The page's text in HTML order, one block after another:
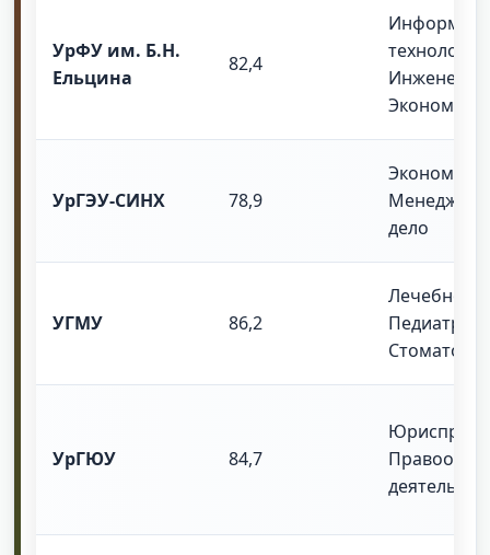
УрФУ им. Б.Н.
Ельцина
82,4
Экономика
УрГЭУ-СИНХ 78,9
Экономика,
дело
УГМУ 86,2
Лечебное
Педиатрия,
УрГЮУ 84,7